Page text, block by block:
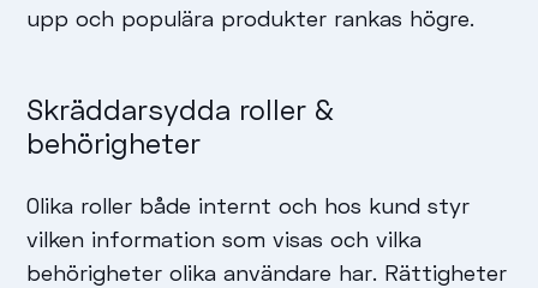
upp och populära produkter rankas högre.
Skräddarsydda roller &
behörigheter
Olika roller både internt och hos kund styr
vilken information som visas och vilka
behörigheter olika användare har. Rättigheter